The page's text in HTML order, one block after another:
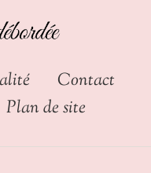
Contact
Plan de site